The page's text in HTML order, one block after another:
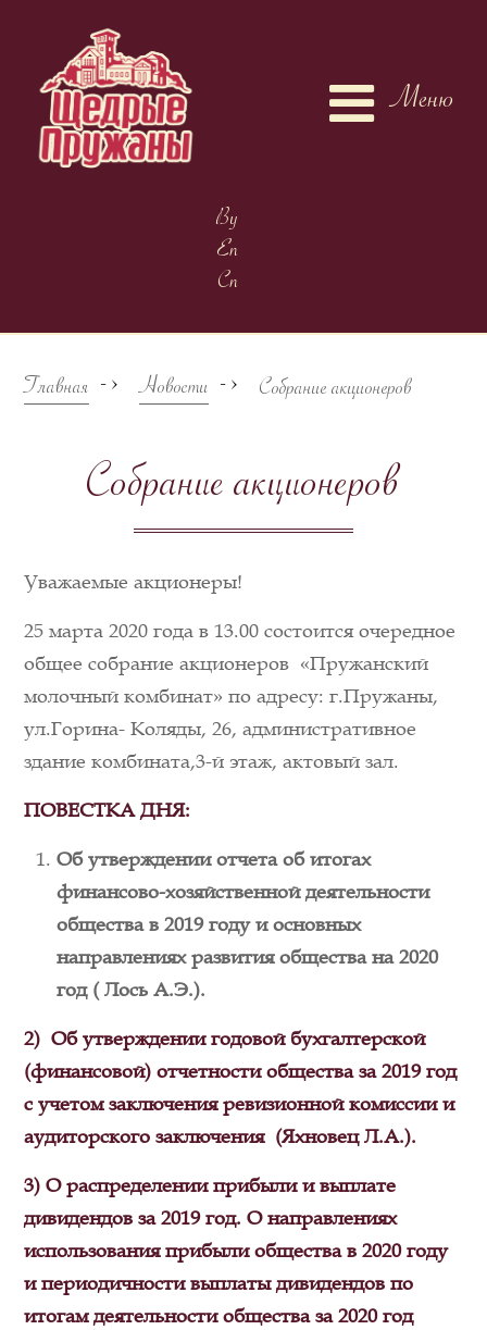
Меню
By
En
Cn
Главная -> Новости -> Собрание акционеров
Собрание акционеров
Уважаемые акционеры!
25 марта 2020 года в 13.00 состоится очередное
общее собрание акционеров «Пружанский
молочный комбинат» по адресу: г.Пружаны,
ул.Горина- Коляды, 26, административное
здание комбината,3-й этаж, актовый зал.
ПОВЕСТКА ДНЯ:
Об утверждении отчета об итогах
финансово-хозяйственной деятельности
общества в 2019 году и основных
направлениях развития общества на 2020
год ( Лось А.Э.).
2) Об утверждении годовой бухгалтерской
(финансовой) отчетности общества за 2019 год
с учетом заключения ревизионной комиссии и
аудиторского заключения (Яхновец Л.А.).
3)О распределении прибыли и выплате
дивидендов за 2019 год. О направлениях
использования прибыли общества в 2020 году
и периодичности выплаты дивидендов по
итогам деятельности общества за 2020 год